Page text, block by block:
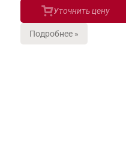
Уточнить цену
Подробнее »